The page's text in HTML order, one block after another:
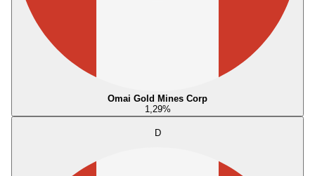
Omai Gold Mines Corp
1,29%
D